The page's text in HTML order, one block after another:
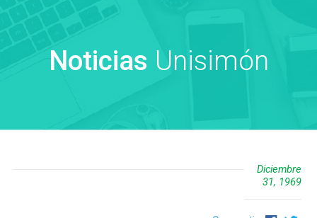
Noticias Unisimón
Diciembre
31, 1969